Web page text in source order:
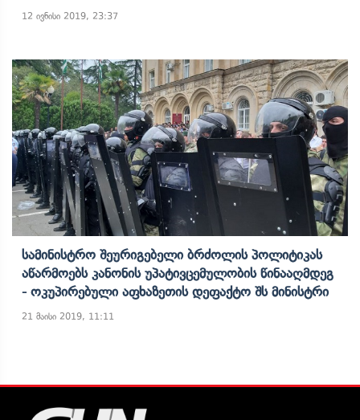
12 ივნისი 2019, 23:37
Სამინისტრო Შეურიგებელი Ბრძოლის Პოლიტიკას
Აწარმოებს Კანონის Უპატივცემულობის Წინააღმდეგ
- Ოკუპირებული Აფხაზეთის Დეფაქტო Შს Მინისტრი
21 მაისი 2019, 11:11